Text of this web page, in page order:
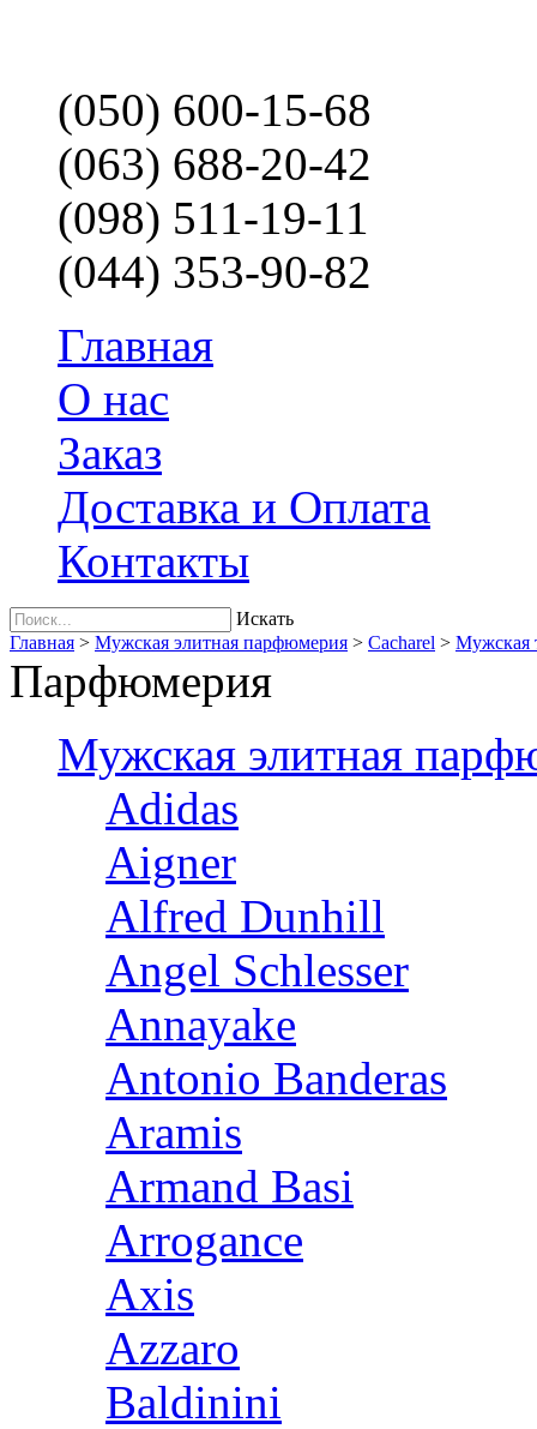
(050) 600-15-68
(063) 688-20-42
(098) 511-19-11
(044) 353-90-82
Главная
О нас
Заказ
Доставка и Оплата
Контакты
Искать
Главная > Мужская элитная парфюмерия > Cacharel > Мужская
Парфюмерия
Мужская элитная
Adidas
Aigner
Alfred Dunhill
Angel Schlesser
Annayake
Antonio Banderas
Aramis
Armand Basi
Arrogance
Axis
Azzaro
Baldinini